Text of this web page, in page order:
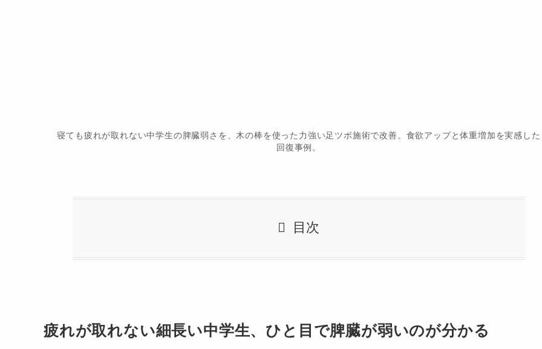
寝ても疲れが取れない中学生の脾臓弱さを、木の棒を使った力強い足ツボ施術で改善。食欲アップと体重増加を実感した
回復事例。
目次
疲れが取れない細長い中学生、ひと目で脾臓が弱いのが分かる